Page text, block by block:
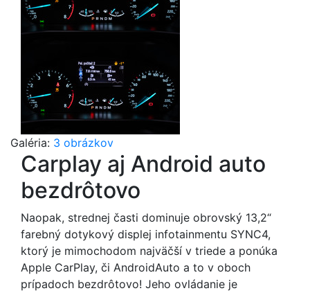
Galéria: 3 obrázkov
Carplay aj Android auto
bezdrôtovo
Naopak, strednej časti dominuje obrovský 13,2“
farebný dotykový displej infotainmentu SYNC4,
ktorý je mimochodom najväčší v triede a ponúka
Apple CarPlay, či AndroidAuto a to v oboch
prípadoch bezdrôtovo! Jeho ovládanie je